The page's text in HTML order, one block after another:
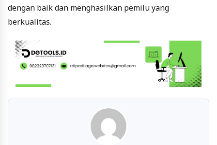
dengan baik dan menghasilkan pemilu yang
berkualitas.